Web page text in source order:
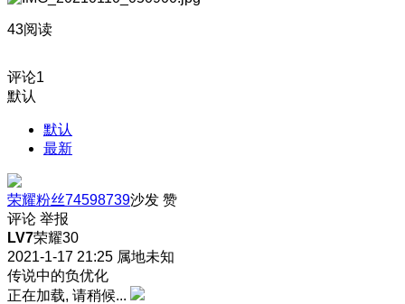
43阅读
评论1
默认
默认
最新
荣耀粉丝74598739沙发 赞
评论 举报
LV7荣耀30
2021-1-17 21:25 属地未知
传说中的负优化
正在加载, 请稍候...